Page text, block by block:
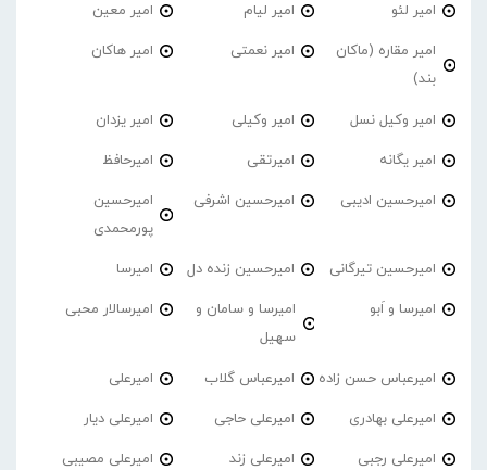
امیر لئو امیر لیام امیر معین
امیر مقاره (ماکان
بند)
امیر نعمتی امیر هاکان
امیر وکیل نسل امیر وکیلی امیر یزدان
امیر یگانه امیرتقی امیرحافظ
امیرحسین ادیبی امیرحسین اشرفی
امیرحسین
پورمحمدی
امیرحسین تیرگانی امیرحسین زنده دل امیرسا
امیرسا و اَبو
امیرسا و سامان و
سهیل
امیرسالار محبی
امیرعباس حسن زاده امیرعباس گلاب امیرعلی
امیرعلی بهادری امیرعلی حاجی امیرعلی دیار
امیرعلی رجبی امیرعلی زند امیرعلی مصیبی